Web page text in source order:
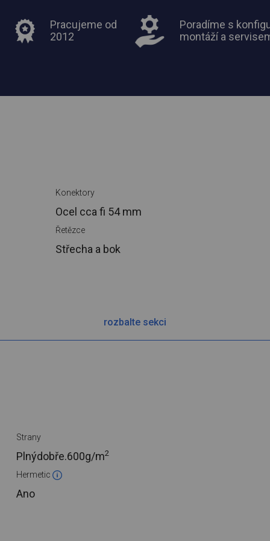
Pracujeme od
2012
Poradíme s
montáží a
Konektory
Ocel cca fi 54 mm
Řetězce
Střecha a bok
rozbalte sekci
Strany
Plnýdobře.600g/m2
Hermetic
Ano